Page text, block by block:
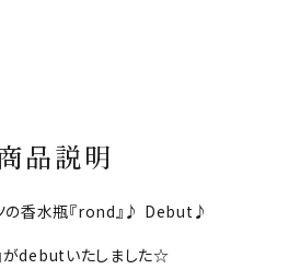
品説明
の香水瓶『rond』♪ Debut♪
がdebutいたしました☆